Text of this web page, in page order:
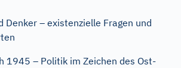
Denker – existenzielle Fragen und
1945 – Politik im Zeichen des Ost-